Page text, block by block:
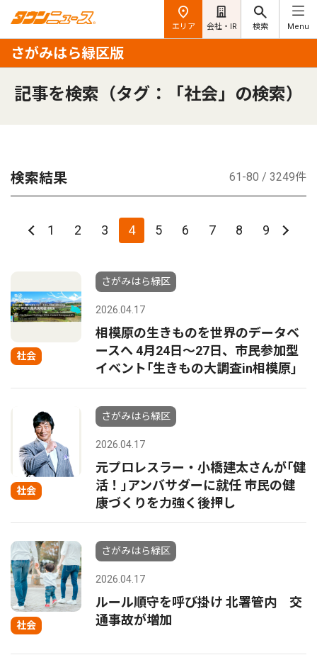
エリア 会社・IR 検索 Menu
さがみはら緑区版
記事を検索（タグ：「社会」の検索）
検索結果 61-80 / 3249件
1 2 3 4 5 6 7 8 9
社会
さがみはら緑区
2026.04.17
相模原の生きものを世界のデータベ
ースへ 4月24日〜27日、市民参加型
イベント｢生きもの大調査in相模原｣
社会
さがみはら緑区
2026.04.17
元プロレスラー・小橋建太さんが｢健
活！｣アンバサダーに就任 市民の健
康づくりを力強く後押し
社会
さがみはら緑区
2026.04.17
ルール順守を呼び掛け 北署管内 交
通事故が増加